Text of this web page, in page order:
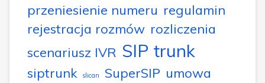
przeniesienie numeru regulamin
rejestracja rozmów rozliczenia
scenariusz IVR SIP trunk
siptrunk slican SuperSIP umowa